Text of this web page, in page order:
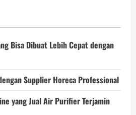
Bisa Dibuat Lebih Cepat dengan
Supplier Horeca Professional
yang Jual Air Purifier Terjamin